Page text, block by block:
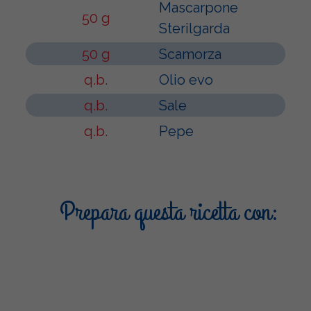
50 g
Mascarpone
Sterilgarda
50 g
Scamorza
q.b.
Olio evo
q.b.
Sale
q.b.
Pepe
Prepara questa ricetta con: